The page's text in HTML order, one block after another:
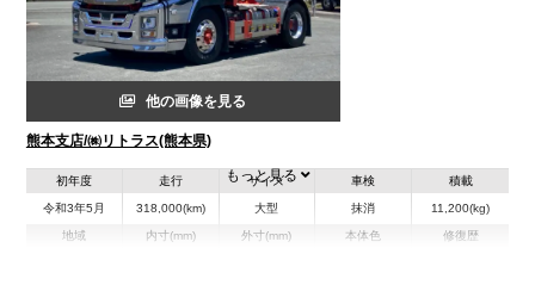
他の画像を見る
熊本支店/㈱リトラス(熊本県)
初年度
令和3年5月
走行
318,000(km)
サイズ
大型
車検
抹消
積載
11,200(kg)
地域 内寸(mm) 外寸(mm) 本体色 修復歴
もっと見る